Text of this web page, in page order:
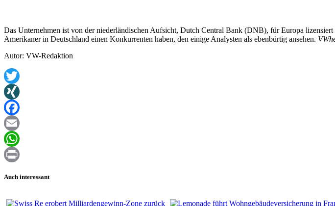
Das Unternehmen ist von der niederländischen Aufsicht, Dutch Central Bank (DNB), für Europa
Amerikaner in Deutschland einen Konkurrenten haben, den einige Analysten als ebenbürtig ansehen.
Autor: VW-Redaktion
Twitter
XING
Facebook
Email
WhatsApp
Auch interessant